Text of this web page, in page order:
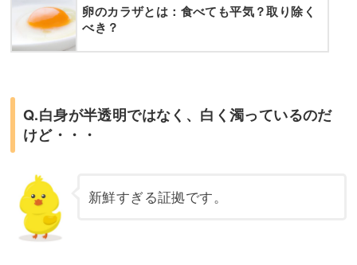
卵のカラザとは：食べても平気？取り除く
べき？
Q.白身が半透明ではなく、白く濁っているのだ
けど・・・
新鮮すぎる証拠です。